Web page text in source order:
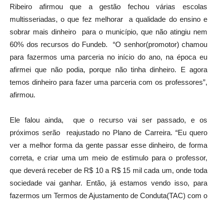
Ribeiro afirmou que a gestão fechou várias escolas
multisseriadas, o que fez melhorar a qualidade do ensino e
sobrar mais dinheiro para o município, que não atingiu nem
60% dos recursos do Fundeb. “O senhor(promotor) chamou
para fazermos uma parceria no início do ano, na época eu
afirmei que não podia, porque não tinha dinheiro. E agora
temos dinheiro para fazer uma parceria com os professores”,
afirmou.
Ele falou ainda, que o recurso vai ser passado, e os
próximos serão reajustado no Plano de Carreira. “Eu quero
ver a melhor forma da gente passar esse dinheiro, de forma
correta, e criar uma um meio de estimulo para o professor,
que deverá receber de R$ 10 a R$ 15 mil cada um, onde toda
sociedade vai ganhar. Então, já estamos vendo isso, para
fazermos um Termos de Ajustamento de Conduta(TAC) com o